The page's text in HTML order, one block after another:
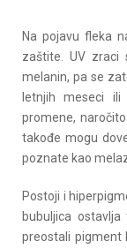
Na pojavu fleka
zaštite. UV zraci
melanin, pa se
letnjih meseci ili
promene,
takođe mogu
poznate kao
Postoji i
bubuljica
preostali pigment